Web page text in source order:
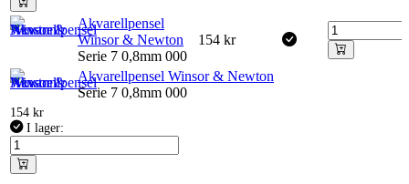
Akvarellpensel
Winsor & Newton
Serie 7 0,8mm 000
154 kr
Akvarellpensel Winsor & Newton
Serie 7 0,8mm 000
154 kr
I lager: